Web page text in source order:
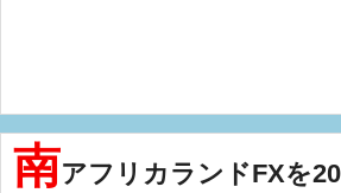
南アフリカランドFXを